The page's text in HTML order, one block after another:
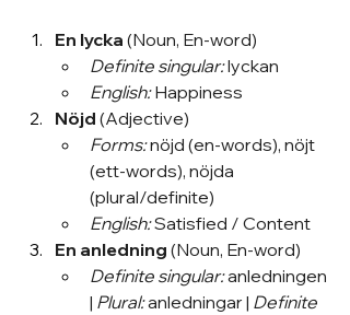
En lycka (Noun, En-word)
Definite singular: lyckan
English: Happiness
Nöjd (Adjective)
Forms: nöjd (en-words), nöjt
(ett-words), nöjda
(plural/definite)
English: Satisfied / Content
En anledning (Noun, En-word)
Definite singular: anledningen
| Plural: anledningar | Definite